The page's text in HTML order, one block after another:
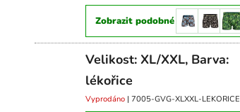
Zobrazit podobné
Velikost: XL/XXL, Barva:
lékořice
Vyprodáno | 7005-GVG-XLXXL-LEKORICE